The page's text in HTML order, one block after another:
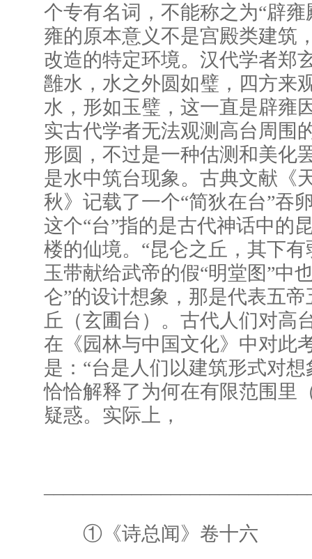
个专有名词，不能称之为“辟
雍的原本意义不是宫殿类建筑
改造的特定环境。汉代学者郑
雝水，水之外圆如璧，四方来
水，形如玉璧，这一直是辟雍
实古代学者无法观测高台周围
形圆，不过是一种估测和美化
是水中筑台现象。古典文献《
秋》记载了一个“简狄在台”吞
这个“台”指的是古代神话中的
楼的仙境。“昆仑之丘，其下
玉带献给武帝的假“明堂图”中
仑”的设计想象，那是代表五
丘（玄圃台）。古代人们对高
在《园林与中国文化》中对此
是：“台是人们以建筑形式对
恰恰解释了为何在有限范围里
疑惑。实际上，
①《诗总闻》卷十六